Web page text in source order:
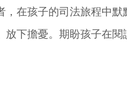
在孩子的司法旅程中默
下擔憂。期盼孩子在閱